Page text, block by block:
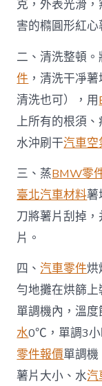
克，外表光滑
害的橢圓形紅心
二、清洗整頓
件 ，清洗干凈
清洗也可），用
上所有的根須
水沖刷干汽車空
三、蒸BMW零
臺北汽車材料薯
刀將薯片刮掉，
片。
四、汽車零件烘
勻地攤在烘篩上
單調機內，溫
水0℃，單調3
零件報價單調
薯片大小、水汽